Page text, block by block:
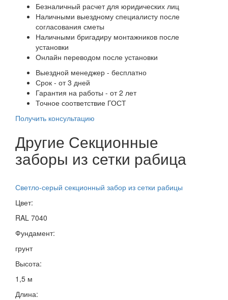
Безналичный расчет для юридических лиц
Наличными выездному специалисту после
согласования сметы
Наличными бригадиру монтажников после
установки
Онлайн переводом после установки
Выездной менеджер - бесплатно
Срок - от 3 дней
Гарантия на работы - от 2 лет
Точное соответствие ГОСТ
Получить консультацию
Другие Секционные
заборы из сетки рабица
Светло-серый секционный забор из сетки рабицы
Цвет:
RAL 7040
Фундамент:
грунт
Высота:
1,5 м
Длина: